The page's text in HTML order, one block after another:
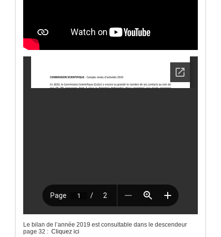
Le bilan de l’année 2019 est consultable dans le descendeur
page 32 : Cliquez ici